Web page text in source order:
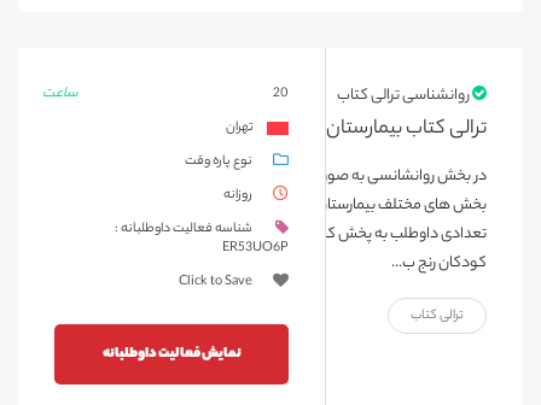
روانشناسی ترالی کتاب
ترالی کتاب بیمارستان محک
در بخش روانشانسی به صورت هفتگی و در روزهای خاص، ترالی کتاب در
بخش های مختلف بیمارستان که اجازه ورود به آنها وجود دارد، همراه با
تعدادی داوطلب به پخش کتاب برای کودکان می پردازیم، تا ساعاتی
کودکان رنج ب...
ترالی کتاب
ساعت
20
تهران
نوع پاره وقت
روزانه
شناسه فعالیت داوطلبانه :
ER53UO6P
Click to Save
نمایش فعالیت داوطلبانه